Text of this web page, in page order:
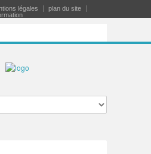
légales
plan du site